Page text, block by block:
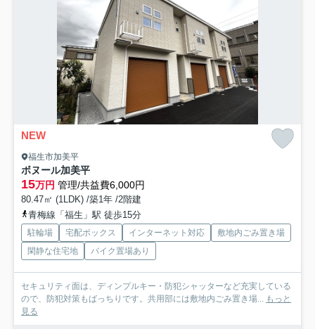
NEW
福生市加美平
ボヌール加美平
15万円 管理/共益費6,000円
80.47㎡ (1LDK) /築1年 /2階建
青梅線「福生」駅 徒歩15分
駐輪場 宅配ボックス インターネット対応
敷地内ごみ置き場
閑静な住宅地
バイク置場あり
セキュリティ面は、ディンプルキー・防犯シャッターなど充実している
ので、防犯対策もばっちりです。共用部には敷地内ごみ置き場... もっと
見る